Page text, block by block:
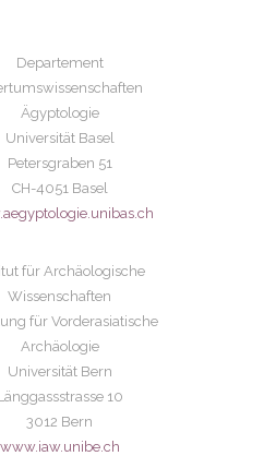
Departement
Ägyptologie
Universität Basel
Petersgraben 51
CH-4051 Basel
für Archäologische
Wissenschaften
für Vorderasiatische
Archäologie
Universität Bern
10
3012 Bern
www.iaw.unibe.ch